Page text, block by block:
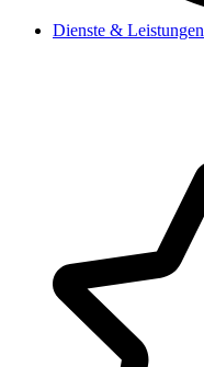
Dienste & Leistungen